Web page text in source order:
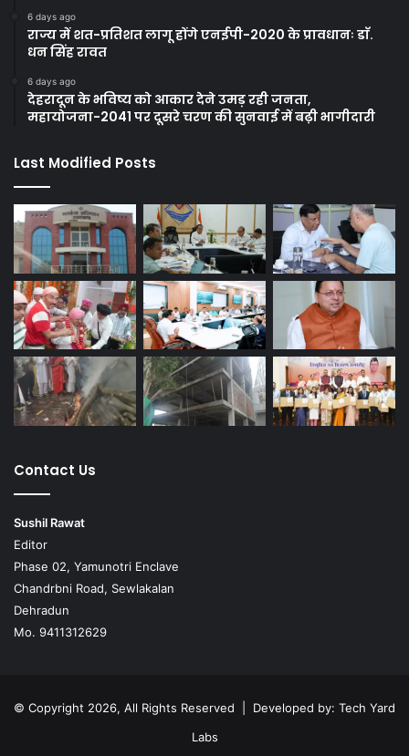
6 days ago
राज्य में शत-प्रतिशत लागू होंगे एनईपी-2020 के प्रावधानः डाॅ.
धन सिंह रावत
6 days ago
देहरादून के भविष्य को आकार देने उमड़ रही जनता,
महायोजना-2041 पर दूसरे चरण की सुनवाई में बढ़ी भागीदारी
Last Modified Posts
Contact Us
Sushil Rawat
Editor
Phase 02, Yamunotri Enclave
Chandrbni Road, Sewlakalan
Dehradun
Mo. 9411312629
© Copyright 2026, All Rights Reserved | Developed by: Tech Yard
Labs